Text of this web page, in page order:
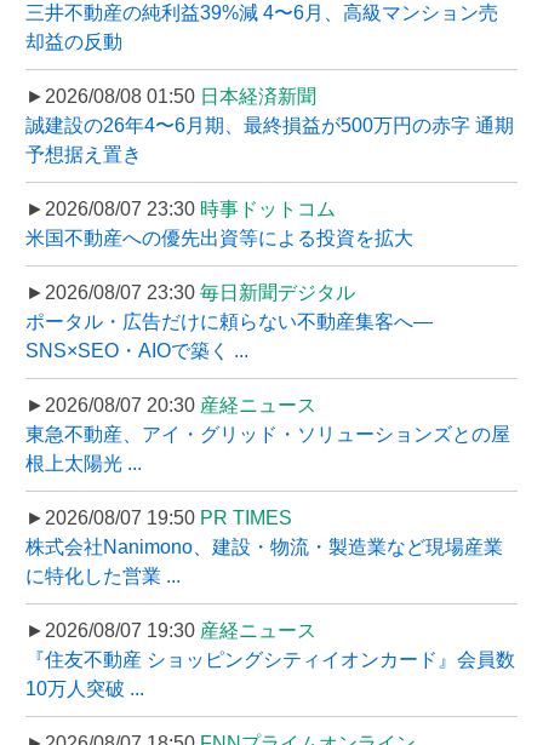
三井不動産の純利益39%減 4〜6月、高級マンション売
却益の反動
►2026/08/08 01:50 日本経済新聞
誠建設の26年4〜6月期、最終損益が500万円の赤字 通期
予想据え置き
►2026/08/07 23:30 時事ドットコム
米国不動産への優先出資等による投資を拡大
►2026/08/07 23:30 毎日新聞デジタル
ポータル・広告だけに頼らない不動産集客へ―
SNS×SEO・AIOで築く ...
►2026/08/07 20:30 産経ニュース
東急不動産、アイ・グリッド・ソリューションズとの屋
根上太陽光 ...
►2026/08/07 19:50 PR TIMES
株式会社Nanimono、建設・物流・製造業など現場産業
に特化した営業 ...
►2026/08/07 19:30 産経ニュース
『住友不動産 ショッピングシティイオンカード』会員数
10万人突破 ...